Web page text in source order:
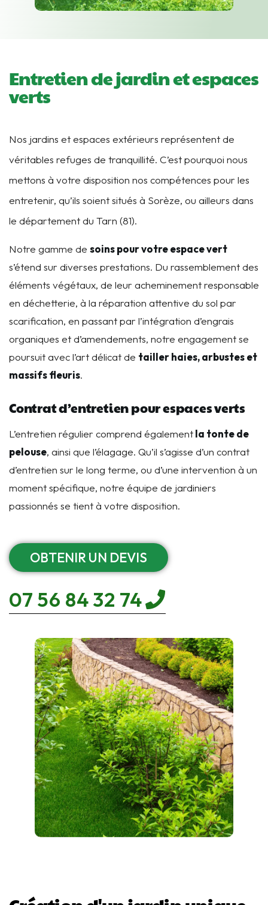
Entretien de jardin et espaces
verts
Nos jardins et espaces extérieurs représentent de
véritables refuges de tranquillité. C’est pourquoi nous
mettons à votre disposition nos compétences pour les
entretenir, qu’ils soient situés à Sorèze, ou ailleurs dans
le département du Tarn (81).
Notre gamme de soins pour votre espace vert
s’étend sur diverses prestations. Du rassemblement des
éléments végétaux, de leur acheminement responsable
en déchetterie, à la réparation attentive du sol par
scarification, en passant par l’intégration d’engrais
organiques et d’amendements, notre engagement se
poursuit avec l’art délicat de tailler haies, arbustes et
massifs fleuris.
Contrat d’entretien pour espaces verts
L’entretien régulier comprend égalementla tonte de
pelouse, ainsi que l’élagage. Qu’il s’agisse d’un contrat
d’entretien sur le long terme, ou d’une intervention à un
moment spécifique, notre équipe de jardiniers
passionnés se tient à votre disposition.
OBTENIR UN DEVIS
07 56 84 32 74